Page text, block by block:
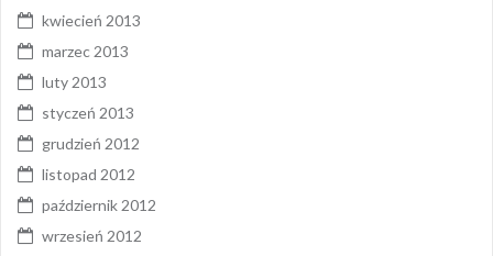
kwiecień 2013
marzec 2013
luty 2013
styczeń 2013
grudzień 2012
listopad 2012
październik 2012
wrzesień 2012